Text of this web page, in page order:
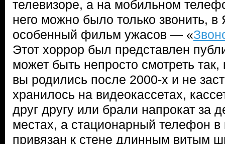
телевизоре, а на мобильном
него можно было только звонить,
особенный фильм ужасов — «
Этот хоррор был представлен
может быть непросто смотреть
вы родились после 2000-х и не
хранилось на видеокассетах,
друг другу или брали напрокат за
местах, а стационарный телефон в
привязан к стене длинным витым